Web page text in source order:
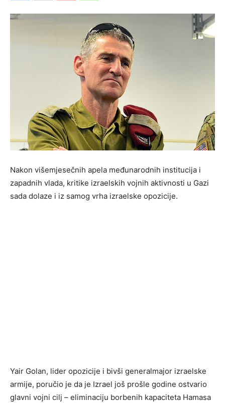
Nakon višemjesečnih apela međunarodnih institucija i
zapadnih vlada, kritike izraelskih vojnih aktivnosti u Gazi
sada dolaze i iz samog vrha izraelske opozicije.
Yair Golan, lider opozicije i bivši generalmajor izraelske
armije, poručio je da je Izrael još prošle godine ostvario
glavni vojni cilj – eliminaciju borbenih kapaciteta Hamasa